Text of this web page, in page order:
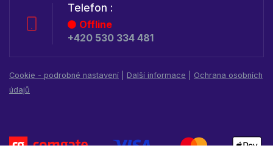
Telefon :
Offline
+420 530 334 481
Cookie - podrobné nastavení Další informace
Ochrana osobních
údajů